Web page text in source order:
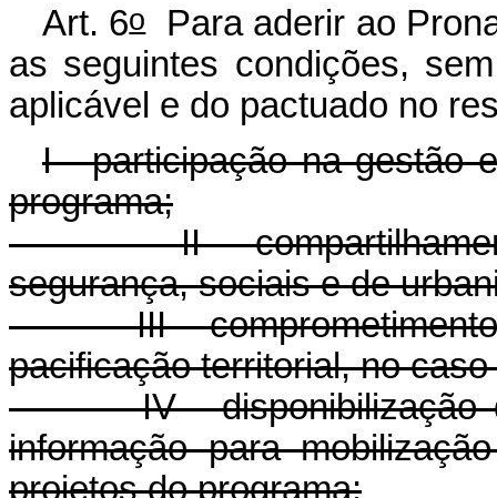
Art. 6oPara aderir ao
as seguintes condições,
aplicável e do pactuado no
I - participação na gestão
programa;
II - compartilhamento
segurança, sociais e de
III - comprometimento
pacificação territorial, no
IV - disponibilização de
informação para
projetos do programa;